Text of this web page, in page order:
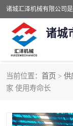
诸城
当前位置： 首页 > 供
家 使用寿命长
发酵设备
鸡粪发酵机